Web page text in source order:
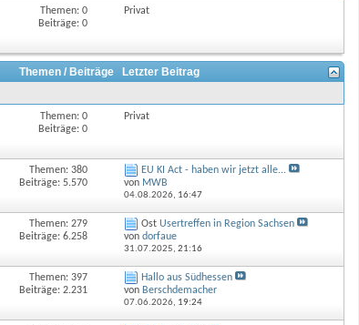
Themen: 0
Beiträge: 0
Privat
Themen / Beiträge
Letzter Beitrag
Themen: 0
Beiträge: 0
Privat
Themen: 380
Beiträge: 5.570
EU KI Act - haben wir jetzt alle...
von MWB
04.08.2026, 16:47
Themen: 279
Beiträge: 6.258
Ost Usertreffen in Region Sachsen
von dorfaue
31.07.2025, 21:16
Themen: 397
Beiträge: 2.231
Hallo aus Südhessen
von Berschdemacher
07.06.2026, 19:24